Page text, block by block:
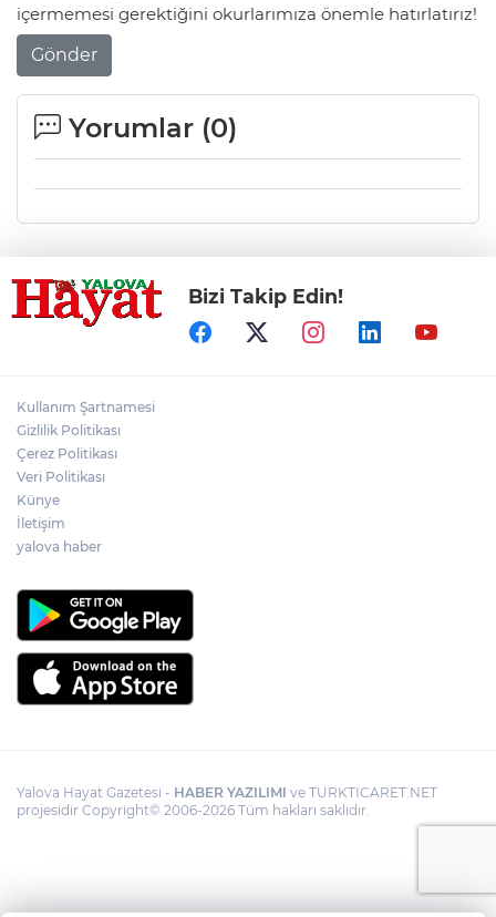
içermemesi gerektiğini okurlarımıza önemle hatırlatırız!
Gönder
Yorumlar (0)
Bizi Takip Edin!
Kullanım Şartnamesi
Gizlilik Politikası
Çerez Politikası
Veri Politikası
Künye
İletişim
yalova haber
Yalova Hayat Gazetesi - HABER YAZILIMI ve TURKTICARET.NET
projesidir Copyright© 2006-2026 Tüm hakları saklıdır.